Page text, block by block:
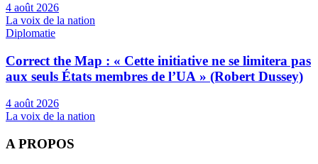
4 août 2026
La voix de la nation
Diplomatie
Correct the Map : « Cette initiative ne se limitera pas
aux seuls États membres de l’UA » (Robert Dussey)
4 août 2026
La voix de la nation
A PROPOS